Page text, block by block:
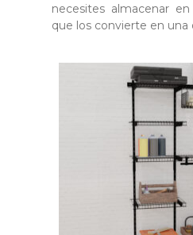
necesites almacenar
que los convierte en una